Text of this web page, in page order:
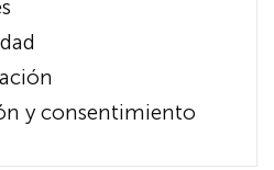
y consentimiento